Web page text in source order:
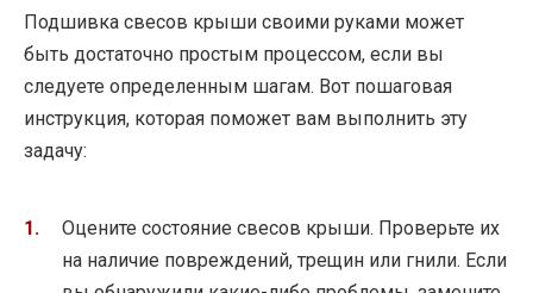
Подшивка свесов крыши своими руками может
быть достаточно простым процессом, если вы
следуете определенным шагам. Вот пошаговая
инструкция, которая поможет вам выполнить эту
задачу:
Оцените состояние свесов крыши. Проверьте их
на наличие повреждений, трещин или гнили. Если